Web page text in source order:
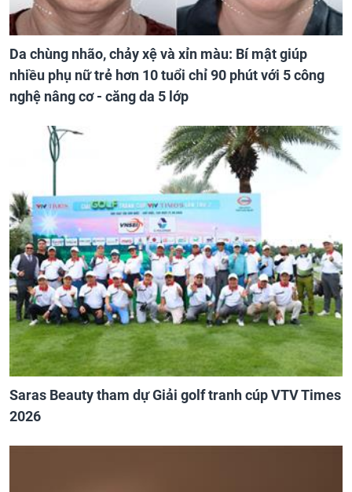
Da chùng nhão, chảy xệ và xỉn màu: Bí mật giúp
nhiều phụ nữ trẻ hơn 10 tuổi chỉ 90 phút với 5 công
nghệ nâng cơ - căng da 5 lớp
Saras Beauty tham dự Giải golf tranh cúp VTV Times
2026